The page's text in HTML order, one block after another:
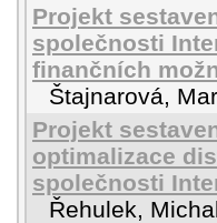
Projekt
společnosti
finančních
Štajnarová,
Projekt
optimalizace
společnosti
Řehulek,